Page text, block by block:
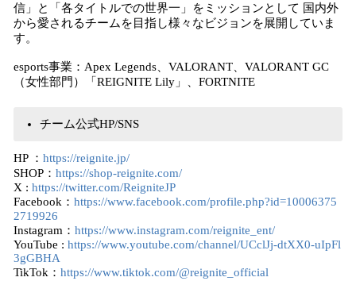
信」と「各タイトルでの世界一」をミッションとして 国内外
から愛されるチームを目指し様々なビジョンを展開していま
す。
esports事業：Apex Legends、VALORANT、VALORANT GC
（女性部門）「REIGNITE Lily」、FORTNITE
チーム公式HP/SNS
HP ： https://reignite.jp/
SHOP： https://shop-reignite.com/
X : https://twitter.com/ReigniteJP
Facebook： https://www.facebook.com/profile.php?id=10006375
2719926
Instagram： https://www.instagram.com/reignite_ent/
YouTube : https://www.youtube.com/channel/UCclJj-dtXX0-uIpFl
3gGBHA
TikTok： https://www.tiktok.com/@reignite_official